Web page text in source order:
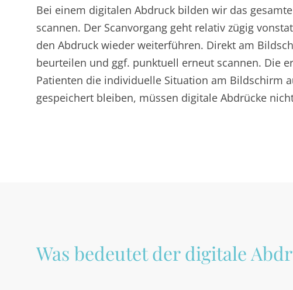
Bei einem digitalen Abdruck bilden wir das
scannen. Der Scanvorgang geht relativ zügig
den Abdruck wieder weiterführen. Direkt am
beurteilen und ggf. punktuell erneut scannen. Die
Patienten die individuelle Situation am Bildschirm
gespeichert bleiben, müssen digitale Abdrücke
Was bedeutet der digitale